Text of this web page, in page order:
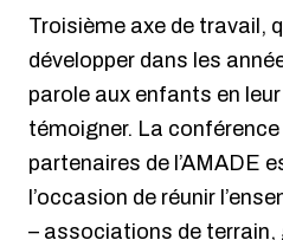
Troisième axe de travail,
développer dans les
parole aux enfants en
témoigner. La conférence
partenaires de l’AMADE
l’occasion de réunir
– associations de terrain,